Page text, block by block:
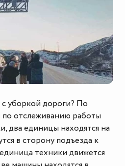
уборкой дороги? По
отслеживанию работы
два единицы находятся на
в сторону подъезда к
техники движется